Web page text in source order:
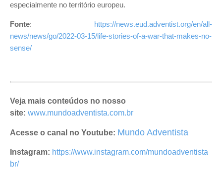
especialmente no território europeu.
Fonte: https://news.eud.adventist.org/en/all-
news/news/go/2022-03-15/life-stories-of-a-war-that-makes-no-
sense/
Veja mais conteúdos no nosso
site: www.mundoadventista.com.br
Acesse o canal no Youtube: Mundo Adventista
Instagram: https://www.instagram.com/mundoadventista
br/